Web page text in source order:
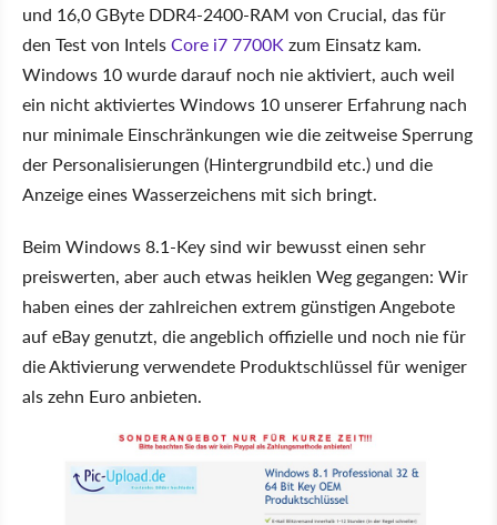
und 16,0 GByte DDR4-2400-RAM von Crucial, das für
den Test von IntelsCore i7 7700Kzum Einsatz kam.
Windows 10 wurde darauf noch nie aktiviert, auch weil
ein nicht aktiviertes Windows 10 unserer Erfahrung nach
nur minimale Einschränkungen wie die zeitweise Sperrung
der Personalisierungen (Hintergrundbild etc.) und die
Anzeige eines Wasserzeichens mit sich bringt.
Beim Windows 8.1-Key sind wir bewusst einen sehr
preiswerten, aber auch etwas heiklen Weg gegangen: Wir
haben eines der zahlreichen extrem günstigen Angebote
auf eBay genutzt, die angeblich offizielle und noch nie für
die Aktivierung verwendete Produktschlüssel für weniger
als zehn Euro anbieten.